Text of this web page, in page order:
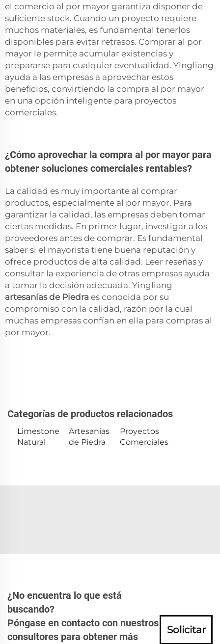
el comercio al por mayor garantiza disponer de
suficiente stock. Cuando un proyecto requiere
muchos materiales, es fundamental tenerlos
disponibles para evitar retrasos. Comprar al por
mayor le permite acumular existencias y
prepararse para cualquier eventualidad. Yingliang
ayuda a las empresas a aprovechar estos
beneficios, convirtiendo la compra al por mayor
en una opción inteligente para proyectos
comerciales.
¿Cómo aprovechar la compra al por mayor para
obtener soluciones comerciales rentables?
La calidad es muy importante al comprar
productos, especialmente al por mayor. Para
garantizar la calidad, las empresas deben tomar
ciertas medidas. En primer lugar, investigar a los
proveedores antes de comprar. Es fundamental
saber si el mayorista tiene buena reputación y
ofrece productos de alta calidad. Leer reseñas y
consultar la experiencia de otras empresas ayuda
a tomar la decisión adecuada. Yingliang
artesanías de Piedra es conocida por su
compromiso con la calidad, razón por la cual
muchas empresas confían en ella para compras al
por mayor.
Categorías de productos relacionados
Limestone
Natural
Artesanías
de Piedra
Proyectos
Comerciales
¿No encuentra lo que está
buscando?
Póngase en contacto con nuestros
consultores para obtener más
Solicitar